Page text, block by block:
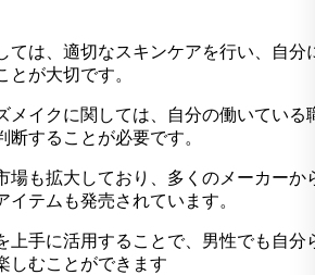
ては、適切なスキンケアを行い、自分
が大切です。
メイクに関しては、自分の働いている
することが必要です。
場も拡大しており、多くのメーカーか
イテムも発売されています。
上手に活用することで、男性でも自分
しむことができます